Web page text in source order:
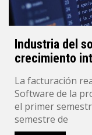
Industria del
crecimiento
La facturación
Software de la
el primer
semestre de